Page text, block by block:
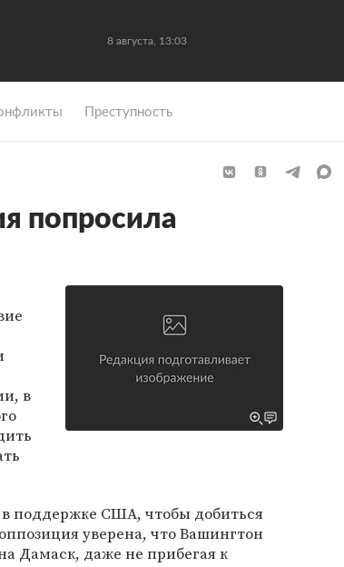
8 августа, 13:03
Преступность
попросила
в
поддержке США, чтобы добиться
уверена, что Вашингтон
Дамаск, даже не прибегая к